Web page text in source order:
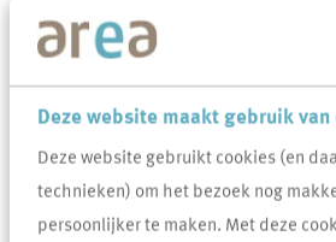
Deze website maakt gebruik van
Deze website gebruikt cookies (en
technieken) om het bezoek nog
persoonlijker te maken. Met deze
Resultaten samenwerking tot nu toe
samenwerking met zes corporaties.
60.000 woningen. Daar waar nodig wordt